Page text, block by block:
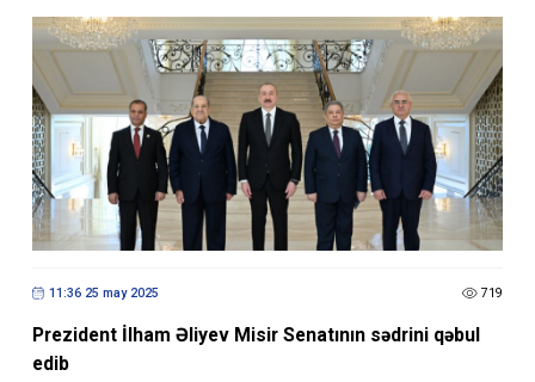
11:36 25 may 2025 719
Prezident İlham Əliyev Misir Senatının sədrini qəbul
edib